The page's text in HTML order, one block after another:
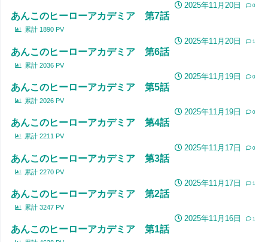
2025年11月20日 0
あんこのヒーローアカデミア 第7話
累計 1890 PV
2025年11月20日 1
あんこのヒーローアカデミア 第6話
累計 2036 PV
2025年11月19日 0
あんこのヒーローアカデミア 第5話
累計 2026 PV
2025年11月19日 0
あんこのヒーローアカデミア 第4話
累計 2211 PV
2025年11月17日 0
あんこのヒーローアカデミア 第3話
累計 2270 PV
2025年11月17日 1
あんこのヒーローアカデミア 第2話
累計 3247 PV
2025年11月16日 1
あんこのヒーローアカデミア 第1話